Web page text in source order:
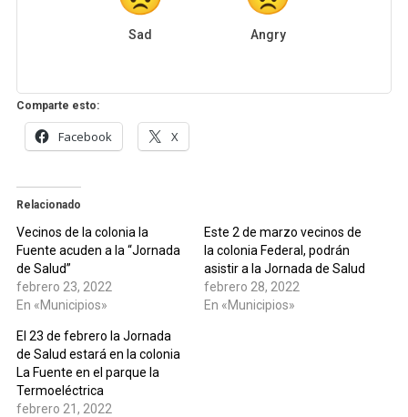
Sad Angry
Comparte esto:
Facebook X
Relacionado
Vecinos de la colonia la
Fuente acuden a la “Jornada
de Salud”
febrero 23, 2022
En «Municipios»
Este 2 de marzo vecinos de
la colonia Federal, podrán
asistir a la Jornada de Salud
febrero 28, 2022
En «Municipios»
El 23 de febrero la Jornada
de Salud estará en la colonia
La Fuente en el parque la
Termoeléctrica
febrero 21, 2022